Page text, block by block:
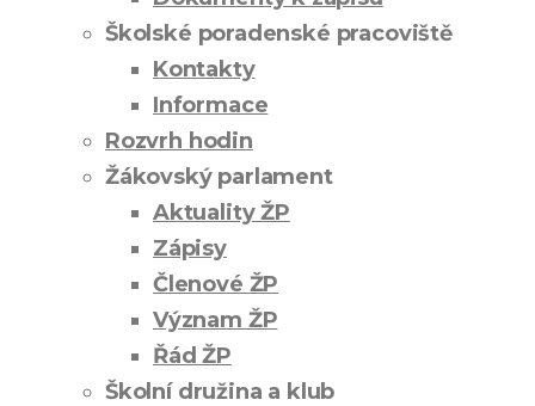
Školské poradenské pracoviště
Kontakty
Informace
Rozvrh hodin
Žákovský parlament
Aktuality ŽP
Zápisy
Členové ŽP
Význam ŽP
Řád ŽP
Školní družina a klub